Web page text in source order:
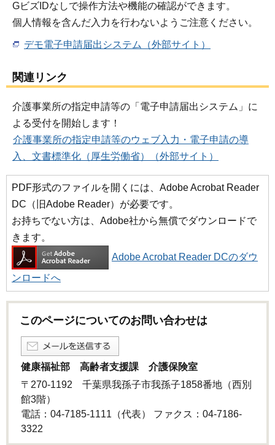
GビズIDなしで操作方法や機能の確認ができます。
個人情報を含んだ入力を行わないようご注意ください。
デモ電子申請届出システム（外部サイト）
関連リンク
介護事業所の指定申請等の「電子申請届出システム」に
よる受付を開始します！
介護事業所の指定申請等のウェブ入力・電子申請の導
入、文書標準化（厚生労働省）（外部サイト）
PDF形式のファイルを開くには、Adobe Acrobat Reader
DC（旧Adobe Reader）が必要です。
お持ちでない方は、Adobe社から無償でダウンロードで
きます。
Adobe Acrobat Reader DCのダウ
ンロードへ
このページについてのお問い合わせは
健康福祉部 高齢者支援課 介護保険室
〒270-1192 千葉県我孫子市我孫子1858番地（西別
館3階）
電話：04-7185-1111（代表） ファクス：04-7186-
3322